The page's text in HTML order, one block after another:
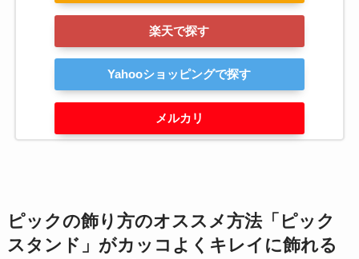
楽天で探す
Yahooショッピングで探す
メルカリ
ピックの飾り方のオススメ方法「ピック
スタンド」がカッコよくキレイに飾れる